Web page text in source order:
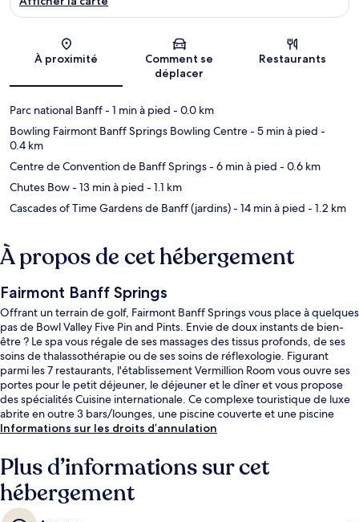
Carte
À proximité
Comment se
déplacer
Restaurants
Parc national Banff- 1 min à pied - 0.0 km
Bowling Fairmont Banff Springs Bowling Centre- 5 min à pied -
0.4 km
Centre de Convention de Banff Springs- 6 min à pied - 0.6 km
Chutes Bow- 13 min à pied - 1.1 km
Cascades of Time Gardens de Banff (jardins)- 14 min à pied - 1.2 km
À propos de cet hébergement
Fairmont Banff Springs
Offrant un terrain de golf, Fairmont Banff Springs vous place à quelques
pas de Bowl Valley Five Pin and Pints. Envie de doux instants de bien-
être ? Le spa vous régale de ses massages des tissus profonds, de ses
soins de thalassothérapie ou de ses soins de réflexologie. Figurant
parmi les 7 restaurants, l'établissement Vermillion Room vous ouvre ses
portes pour le petit déjeuner, le déjeuner et le dîner et vous propose
des spécialités Cuisine internationale. Ce complexe touristique de luxe
abrite en outre 3 bars/lounges, une piscine couverte et une piscine
extérieure. Les autres voyageurs sont enchantés par le personnel
Informations sur les droits d’annulation
Plus d’informations sur cet
hébergement